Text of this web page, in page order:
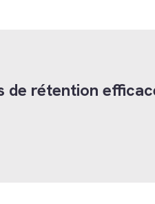
de rétention